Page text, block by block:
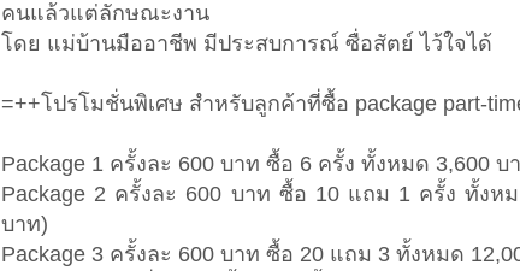
คนแล้วแต่ลักษณะงาน
โดย แม่บ้านมืออาชีพ มีประสบการณ์ ซื่อสัตย์ ไว้ใจได้
=++โปรโมชั่นพิเศษ สำหรับลูกค้าที่ซื้อ package part-
Package 1 ครั้งละ 600 บาท ซื้อ 6 ครั้ง ทั้งหมด 3,600 บ
Package 2 ครั้งละ 600 บาท ซื้อ 10 แถม 1 ครั้ง ทั้งห
บาท)
Package 3 ครั้งละ 600 บาท ซื้อ 20 แถม 3 ทั้งหมด